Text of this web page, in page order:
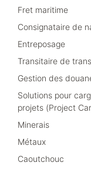
Fret maritime
Consignataire de
Entreposage
Transitaire de
Gestion des
Solutions pour
projets (Project
Minerais
Métaux
Caoutchouc